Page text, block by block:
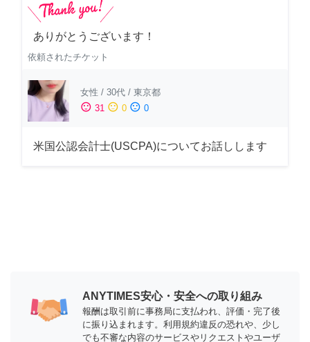
ありがとうございます！
依頼されたチケット
女性 / 30代 / 東京都
sentiment_satisfied 31 sentiment_neutral 0 sentiment_dissatisfied 0
米国公認会計士(USCPA)についてお話しします
ANYTIMES安心・安全への取り組み
報酬は取引前に事務局に支払われ、評価・完了後
に振り込まれます。利用規約違反の恐れや、少し
でも不審な内容のサービスやリクエストやユーザ